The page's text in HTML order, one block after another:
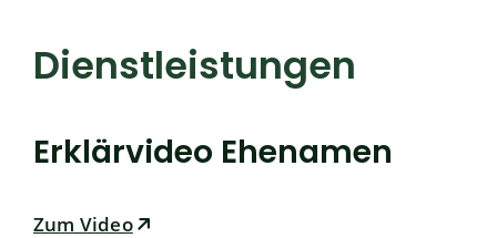
Dienstleistungen
Erklärvideo Ehenamen
Zum Video